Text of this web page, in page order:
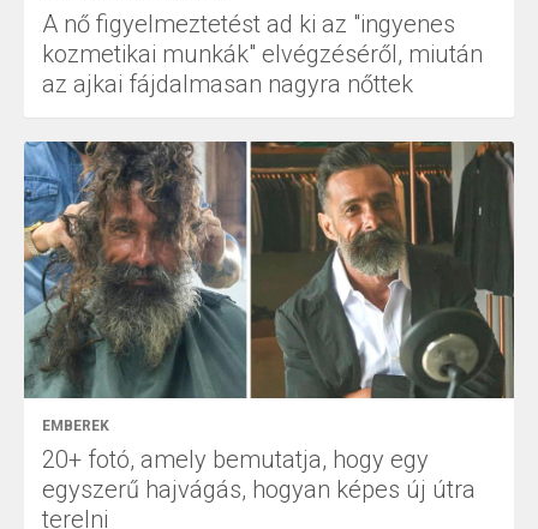
A nő figyelmeztetést ad ki az "ingyenes
kozmetikai munkák" elvégzéséről, miután
az ajkai fájdalmasan nagyra nőttek
EMBEREK
20+ fotó, amely bemutatja, hogy egy
egyszerű hajvágás, hogyan képes új útra
terelni